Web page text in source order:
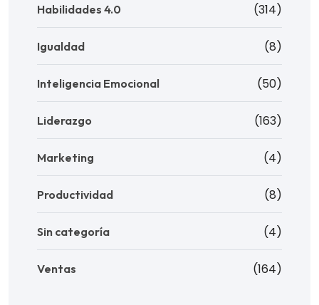
Habilidades 4.0 (314)
Igualdad (8)
Inteligencia Emocional (50)
Liderazgo (163)
Marketing (4)
Productividad (8)
Sin categoría (4)
Ventas (164)